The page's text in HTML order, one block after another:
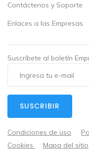
Contáctenos y Soporte
Enlaces a las Empresas
Suscríbete al boletín
Condiciones de uso
Cookies
Mapa del sitio
SUSCRIBIR